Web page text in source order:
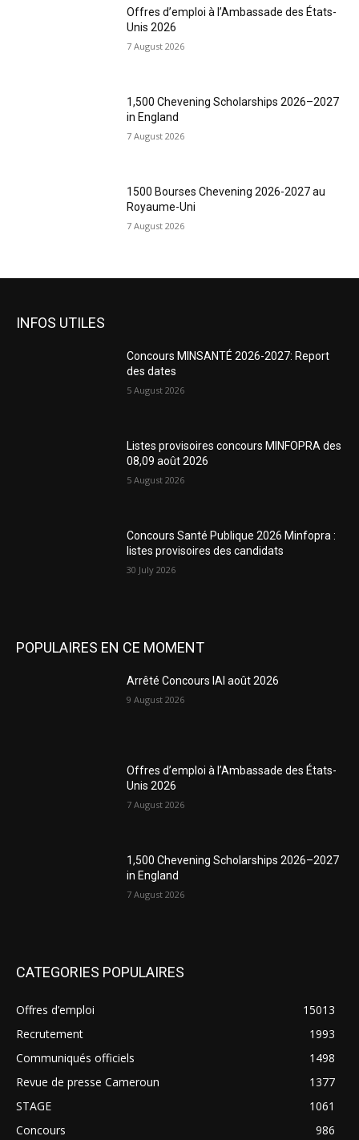
Offres d’emploi à l’Ambassade des États-
Unis 2026
7 August 2026
1,500 Chevening Scholarships 2026–2027
in England
7 August 2026
1500 Bourses Chevening 2026-2027 au
Royaume-Uni
7 August 2026
INFOS UTILES
Concours MINSANTÉ 2026-2027: Report
des dates
5 August 2026
Listes provisoires concours MINFOPRA des
08,09 août 2026
5 August 2026
Concours Santé Publique 2026 Minfopra :
listes provisoires des candidats
30 July 2026
POPULAIRES EN CE MOMENT
Arrêté Concours IAI août 2026
9 August 2026
Offres d’emploi à l’Ambassade des États-
Unis 2026
7 August 2026
1,500 Chevening Scholarships 2026–2027
in England
7 August 2026
CATEGORIES POPULAIRES
Offres d’emploi
15013
Recrutement
1993
Communiqués officiels
1498
Revue de presse Cameroun
1377
STAGE
1061
Concours
986